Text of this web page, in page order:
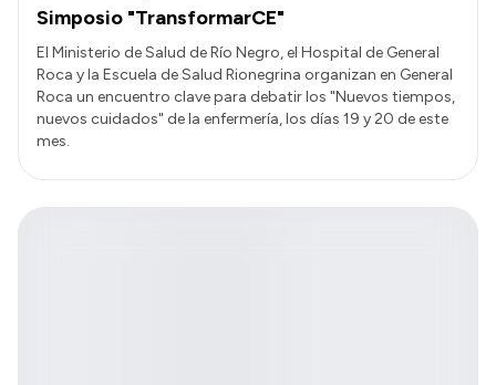
Simposio "TransformarCE"
El Ministerio de Salud de Río Negro, el Hospital de General
Roca y la Escuela de Salud Rionegrina organizan en General
Roca un encuentro clave para debatir los "Nuevos tiempos,
nuevos cuidados" de la enfermería, los días 19 y 20 de este
mes.